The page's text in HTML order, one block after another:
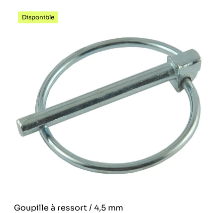
Disponible
Goupille à ressort / 4,5 mm